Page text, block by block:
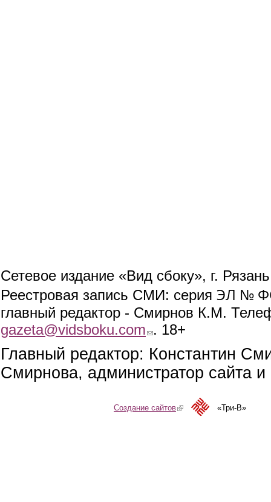
Сетевое издание «Вид сбоку», г.
Реестровая запись СМИ: серия ЭЛ №
главный редактор - Смирнов К.М.
gazeta@vidsboku.com (link sends e-mail)
. 18+
Главный редактор: Константин
Смирнова, администратор сайта
Создание сайтов(link is external)«Три-В»